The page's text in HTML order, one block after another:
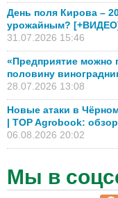
День поля Кирова –
урожайным?
31.07.2026 15:46
«Предприятие можно
половину
28.07.2026 13:08
Новые атаки в
| TOP Agrobook:
06.08.2026 20:02
Мы в